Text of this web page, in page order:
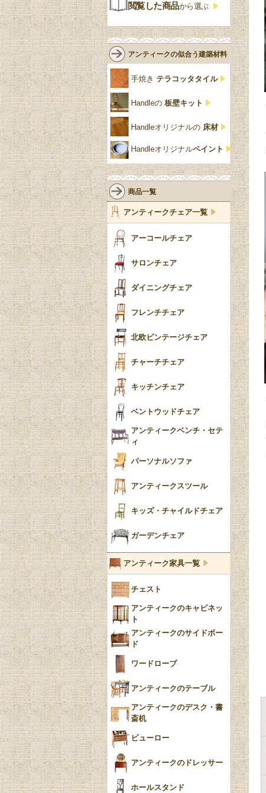
クローゼット
鏡台
花台
仏壇おしゃれ
靴箱収納
スリッパ収納
壁掛け家具
パーテーション・間
仕切り
ガーデンファニチャ
ー
ミラー
花瓶おしゃれ
陶器の人形
キャンドルホルダー
ロココ様式
ミッドセンチュリー
アールデコ
白・ホワイト
黒・ブラック
ビーディング
リネンフォールド
ルネット
アカンサス
パイクラスト
脚のモチーフ一覧
ターニングレッグ
バルボスレッグ
ボビンターニング
ツイスト
トライポッド
バラスター
陶磁器の模様一覧
イマリ（IMARI）
ブルー＆ホワイト
ブルーウィローパターン
Blue）
YUAN
チンツ
クリノリン
ローズウッド材
サテンウッド材
ロイドルーム
コントワールドファミー
ユ
ジェニファーテイラー
チェスターフィールド
リリパットレーン
アングルポイズ
ウォーカー＆ホール
閲覧した商品から選ぶ
アンティークの似合う建築材料
手焼き テラコッタタイル
Handleの 板壁キット
Handleオリジナルの 床材
Handleオリジナルペイント
商品一覧
アンティークチェア一覧
アーコールチェア
サロンチェア
ダイニングチェア
フレンチチェア
北欧ビンテージチェア
チャーチチェア
キッチンチェア
ベントウッドチェア
アンティークベンチ・セテ
ィ
パーソナルソファ
アンティークスツール
キッズ・チャイルドチェア
ガーデンチェア
アンティーク家具一覧
チェスト
アンティークのキャビネッ
ト
アンティークのサイドボー
ド
ワードローブ
アンティークのテーブル
アンティークのデスク・書
斎机
ビューロー
アンティークのドレッサー
ホールスタンド